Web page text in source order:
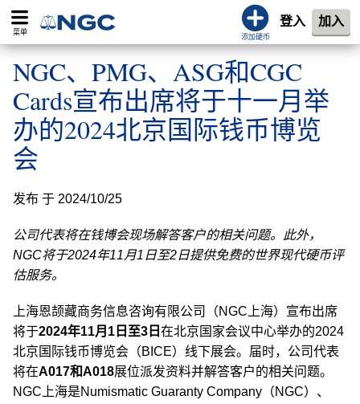
菜单
添加硬币
登入 加入
NGC、PMG、ASG和CGC
Cards宣布出席将于十一月举
办的2024北京国际钱币博览
会
发布 于 2024/10/25
公司代表将在钱博会现场解答客户的相关问题。此外，
NGC将于2024年11月1日至2日提供免费的世界现代硬币评
估服务。
上海恩颉藏商务信息咨询有限公司（NGC上海）宣布出席
将于2024年11月1日至3日 在北京国家会议中心举办的2024
北京国际钱币博览会（BICE）线下展会。届时，公司代表
将在A017和A018展位派发资料并解答客户的相关问题。
NGC上海是Numismatic Guaranty Company（NGC）、